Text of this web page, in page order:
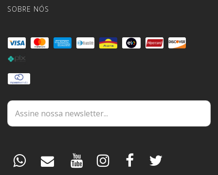
SOBRE NÓS
DÚVIDAS